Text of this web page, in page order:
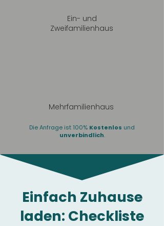
Ein- und
Zweifamilienhaus
Mehrfamilienhaus
Die Anfrage ist 100% Kostenlos und
unverbindlich.
Einfach Zuhause
laden: Checkliste